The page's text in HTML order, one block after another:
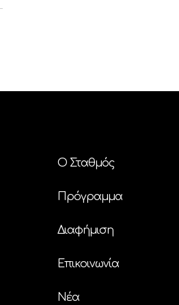
Ο Σταθμός
Πρόγραμμα
Διαφήμιση
Επικοινωνία
Nέα